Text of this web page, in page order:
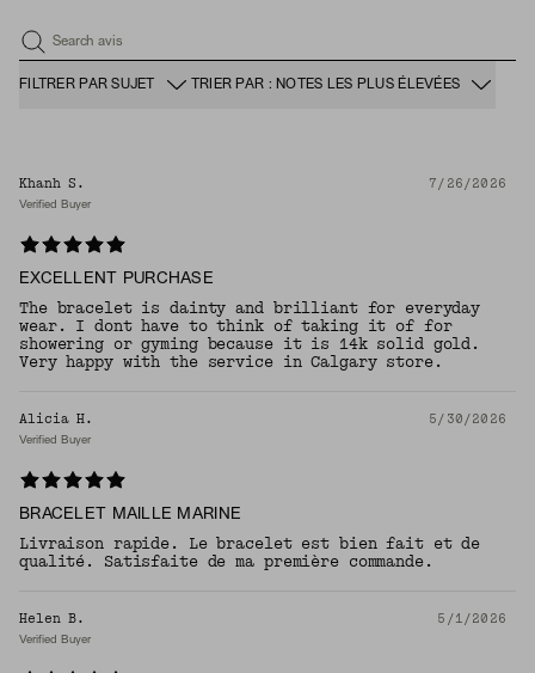
Search avis
FILTRER PAR SUJET TRIER PAR : NOTES LES PLUS ÉLEVÉES
Khanh S. 7/26/2026
Verified Buyer
EXCELLENT PURCHASE
The bracelet is dainty and brilliant for everyday
wear. I dont have to think of taking it of for
showering or gyming because it is 14k solid gold.
Very happy with the service in Calgary store.
Alicia H. 5/30/2026
Verified Buyer
BRACELET MAILLE MARINE
Livraison rapide. Le bracelet est bien fait et de
qualité. Satisfaite de ma première commande.
Helen B. 5/1/2026
Verified Buyer